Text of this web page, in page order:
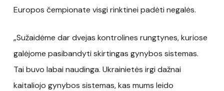
Europos čempionate visgi rinktinei padėti negalės.
„Sužaidėme dar dvejas kontrolines rungtynes, kuriose
galėjome pasibandyti skirtingas gynybos sistemas.
Tai buvo labai naudinga. Ukrainietės irgi dažnai
kaitaliojo gynybos sistemas, kas mums leido